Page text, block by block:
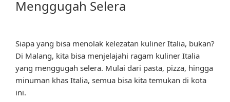
Menggugah Selera
Siapa yang bisa menolak kelezatan kuliner Italia, bukan?
Di Malang, kita bisa menjelajahi ragam kuliner Italia
yang menggugah selera. Mulai dari pasta, pizza, hingga
minuman khas Italia, semua bisa kita temukan di kota
ini.